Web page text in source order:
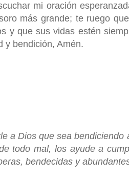
mi oración
más grande; te ruego
y que sus vidas estén
y bendición, Amén.
a Dios que sea bendiciendo
todo mal, los ayude a
bendecidas y